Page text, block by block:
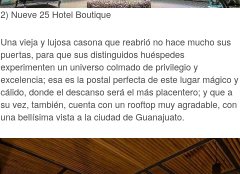
2) Nueve 25 Hotel Boutique
Una vieja y lujosa casona que reabrió no hace mucho sus
puertas, para que sus distinguidos huéspedes
experimenten un universo colmado de privilegio y
excelencia; esa es la postal perfecta de este lugar mágico y
cálido, donde el descanso será el más placentero; y que a
su vez, también, cuenta con un rooftop muy agradable, con
una bellísima vista a la ciudad de Guanajuato.